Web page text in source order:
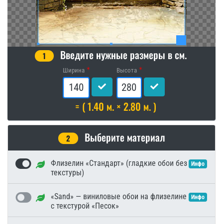
1 Введите нужные размеры в см.
Ширина Высота
= ( 1.40 м. × 2.80 м. )
2 Выберите материал
Флизелин «Стандарт» (гладкие обои без
текстуры)
Инфо
«Sand» — виниловые обои на флизелине
с текстурой «Песок»
Инфо